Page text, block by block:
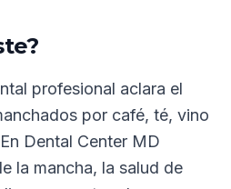
profesional aclara el
por café, té, vino
Dental Center MD
la mancha, la salud de